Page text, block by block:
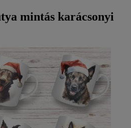
mintás karácsonyi